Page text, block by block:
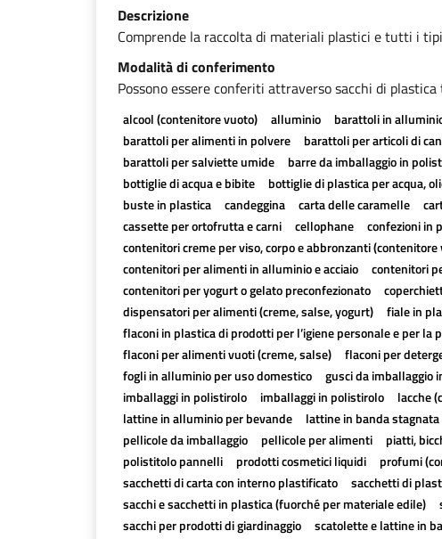
Descrizione
Comprende la raccolta di materiali plastici e tutti i
Modalità di conferimento
Possono essere conferiti attraverso sacchi di
alcool (contenitore vuoto) alluminio barattoli in
barattoli per alimenti in polvere
barattoli per articoli di
barattoli per salviette umide
barre da imballaggio in
bottiglie di acqua e bibite
bottiglie di plastica per acqua,
buste in plastica
candeggina carta delle caramelle
cassette per ortofrutta e carni
cellophane
confezioni in
contenitori creme per viso, corpo e abbronzanti (contenitore
contenitori per alimenti in alluminio e acciaio
contenitori
contenitori per yogurt o gelato preconfezionato
dispensatori per alimenti (creme, salse, yogurt)
fiale in
flaconi in plastica di prodotti per l’igiene personale e per la
flaconi per alimenti vuoti (creme, salse)
flaconi per
fogli in alluminio per uso domestico
gusci da imballaggio
imballaggi in polistirolo
imballaggi in polistirolo lacche
lattine in alluminio per bevande
lattine in banda stagnata
pellicole da imballaggio
pellicole per alimenti piatti,
polistitolo pannelli
prodotti cosmetici liquidi profumi
sacchetti di carta con interno plastificato
sacchetti di
sacchi e sacchetti in plastica (fuorché per materiale edile)
sacchi per prodotti di giardinaggio
scatolette e lattine in